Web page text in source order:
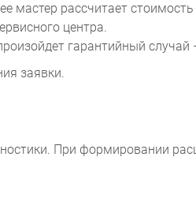
мастер рассчитает стоимость
центра.
гарантийный
заявки.
При формировании